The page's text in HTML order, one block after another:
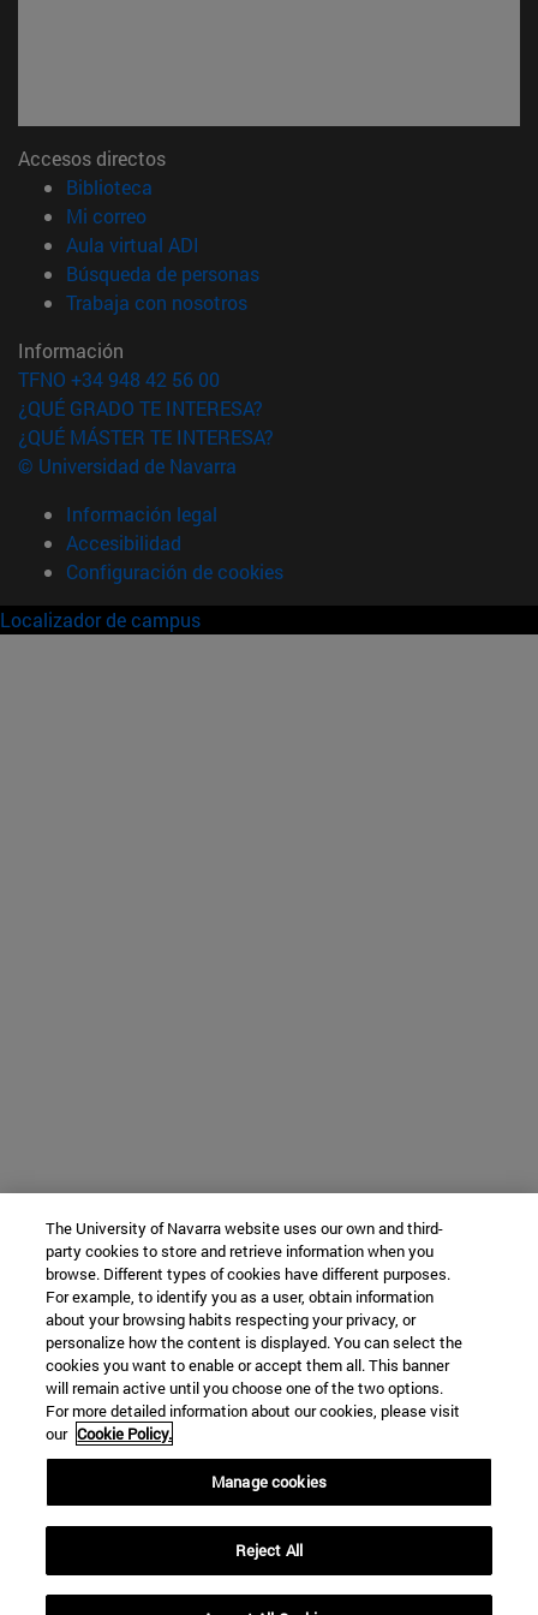
Accesos directos
Biblioteca
Mi correo(abre en nueva ventana)
Aula virtual ADI
Búsqueda de personas(abre en nueva ventana)
Trabaja con nosotros(abre en nueva ventana)
Información
TFNO +34 948 42 56 00
¿QUÉ GRADO TE INTERESA?
¿QUÉ MÁSTER TE INTERESA?
© Universidad de Navarra
Información legal
Accesibilidad
Configuración de cookies
Localizador de campus
The University of Navarra website uses our own and third-
party cookies to store and retrieve information when you
browse. Different types of cookies have different purposes.
For example, to identify you as a user, obtain information
about your browsing habits respecting your privacy, or
personalize how the content is displayed. You can select the
cookies you want to enable or accept them all. This banner
will remain active until you choose one of the two options.
For more detailed information about our cookies, please visit
our Cookie Policy.
Manage cookies
Reject All